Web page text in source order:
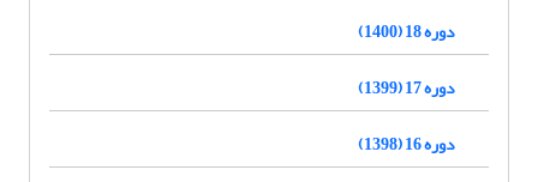
دوره 18 (1400)
دوره 17 (1399)
دوره 16 (1398)